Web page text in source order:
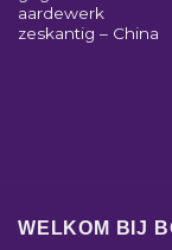
aardewerk
zeskantig – China
WELKOM BIJ